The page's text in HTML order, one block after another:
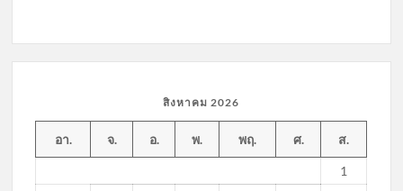
2569
สิงหาคม 2026
อา. จ. อ. พ. พฤ. ศ. ส.
1